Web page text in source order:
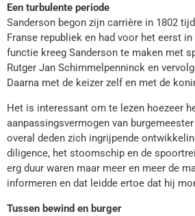
Een turbulente periode
Sanderson begon zijn carrière in 1802
Franse republiek en had voor het eerst
functie kreeg Sanderson te maken met
Rutger Jan Schimmelpenninck en
Daarna met de keizer zelf en met de
Het is interessant om te lezen hoezeer
aanpassingsvermogen van
overal deden zich ingrijpende
diligence, het stoomschip en de
erg duur waren maar meer en meer de
informeren en dat leidde ertoe dat hij
Tussen bewind en burger